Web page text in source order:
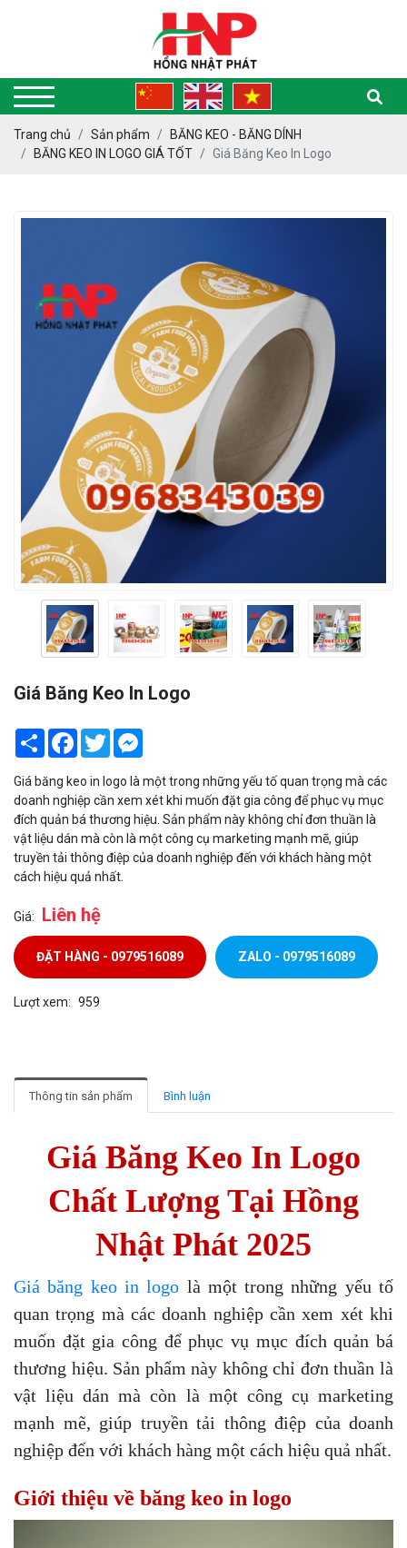
Trang chủ Sản phẩm
BĂNG KEO - BĂNG DÍNH
BĂNG KEO IN LOGO GIÁ TỐT
Giá Băng Keo In Logo
Giá Băng Keo In Logo
Share Facebook
Twitter
Giá băng keo in logo là một trong những yếu tố quan trọng mà các
doanh nghiệp cần xem xét khi muốn đặt gia công để phục vụ mục
đích quản bá thương hiệu. Sản phẩm này không chỉ đơn thuần là
vật liệu dán mà còn là một công cụ marketing mạnh mẽ, giúp
truyền tải thông điệp của doanh nghiệp đến với khách hàng một
cách hiệu quả nhất.
Giá: Liên hệ
ĐẶT HÀNG - 0979516089 ZALO - 0979516089
Lượt xem: 959
Thông tin sản phẩm Bình luận
Giá Băng Keo In Logo
Chất Lượng Tại Hồng
Nhật Phát 2025
Giá băng keo in logo là một trong những yếu tố
quan trọng mà các doanh nghiệp cần xem xét khi
muốn đặt gia công để phục vụ mục đích quản bá
thương hiệu. Sản phẩm này không chỉ đơn thuần là
vật liệu dán mà còn là một công cụ marketing
mạnh mẽ, giúp truyền tải thông điệp của doanh
nghiệp đến với khách hàng một cách hiệu quả nhất.
Giới thiệu về băng keo in logo